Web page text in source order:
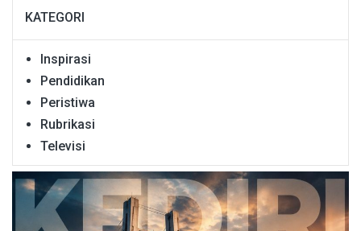
KATEGORI
Inspirasi
Pendidikan
Peristiwa
Rubrikasi
Televisi